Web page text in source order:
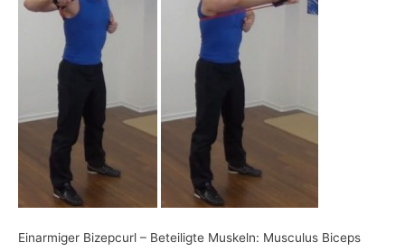
Einarmiger Bizepcurl – Beteiligte Muskeln: Musculus Biceps